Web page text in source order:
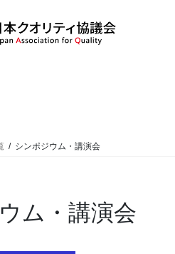
シンポジウム・講演会
ム・講演会